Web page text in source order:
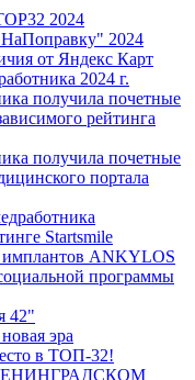
2024
2024
от Яндекс Карт
2024 г.
получила почетные
рейтинга
получила почетные
портала
Startsmile
имплантов ANKYLOS
программы
42"
эра
в ТОП-32!